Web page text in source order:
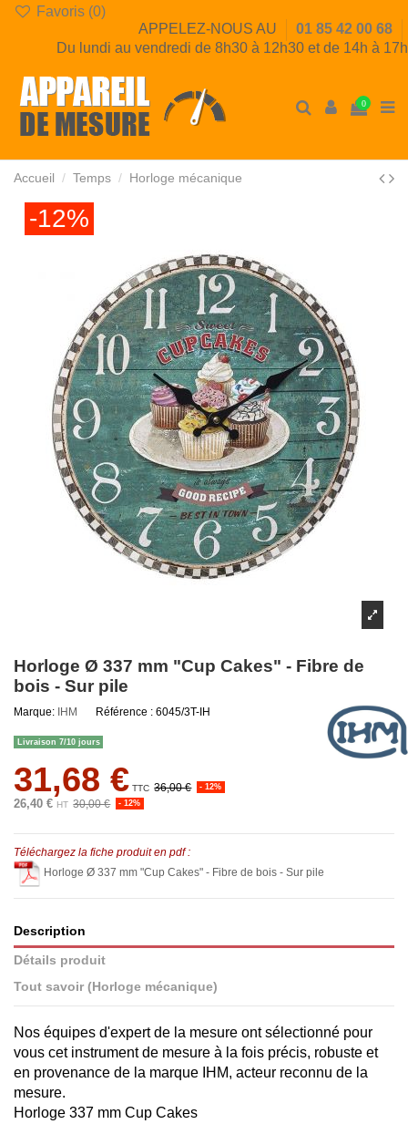
Favoris (0)
APPELEZ-NOUS AU
01 85 42 00 68
Du lundi au vendredi de 8h30 à 12h30 et de 14h à 17h
0
Accueil Temps Horloge mécanique
-12%
Horloge Ø 337 mm "Cup Cakes" - Fibre de
bois - Sur pile
Marque: IHM Référence : 6045/3T-IH
Livraison 7/10 jours
31,68 € TTC 36,00 € - 12%
26,40 € HT 30,00 € - 12%
Téléchargez la fiche produit en pdf :
Horloge Ø 337 mm "Cup Cakes" - Fibre de bois - Sur pile
Description
Détails produit
Tout savoir (Horloge mécanique)
Nos équipes d'expert de la mesure ont sélectionné pour
vous cet instrument de mesure à la fois précis, robuste et
en provenance de la marque IHM, acteur reconnu de la
mesure.
Horloge 337 mm Cup Cakes